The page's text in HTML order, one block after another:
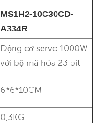
MS1H2-10C30CD-
A334R
Động cơ servo 1000W
với bộ mã hóa 23 bit
6*6*10CM
0,3KG